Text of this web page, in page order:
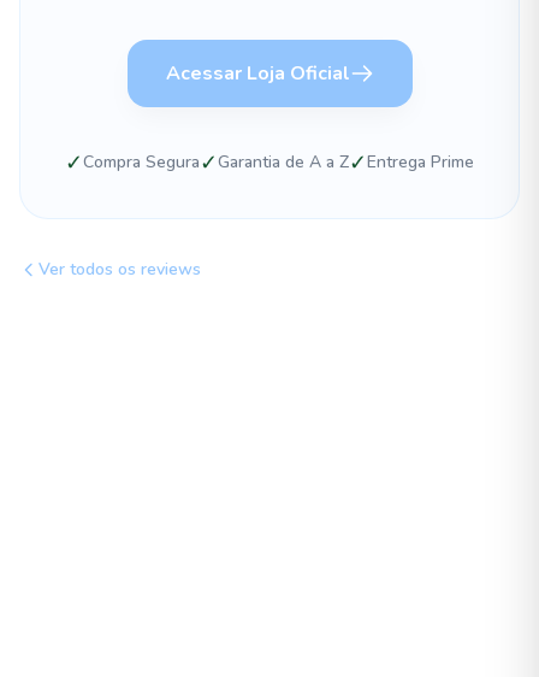
Acessar Loja Oficial
✓Compra Segura✓Garantia de A a Z✓Entrega Prime
Ver todos os reviews